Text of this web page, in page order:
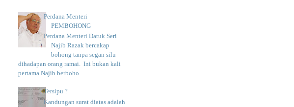
Perdana Menteri
PEMBOHONG
Perdana Menteri Datuk Seri
Najib Razak bercakap
bohong tanpa segan silu
dihadapan orang ramai. Ini bukan kali
pertama Najib berboho...
Tersipu ?
Kandungan surat diatas adalah